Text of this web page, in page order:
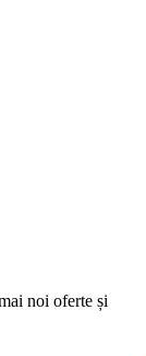
noi oferte și